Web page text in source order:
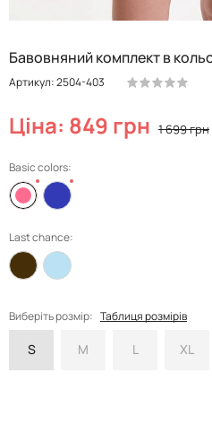
Бавовняний комплект в
Артикул: 2504-403
Ціна: 849 грн 1 699 грн
Basic colors:
Last chance:
Виберіть розмір: Таблиця розмірів
S M L XL